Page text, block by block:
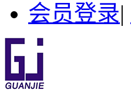
会员登录|